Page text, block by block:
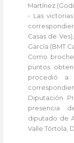
Martínez
• Las
Casas de
García (BMT
Como
puntos
procedió a
Diputación
presencia
diputado de
Valle Tórtola,